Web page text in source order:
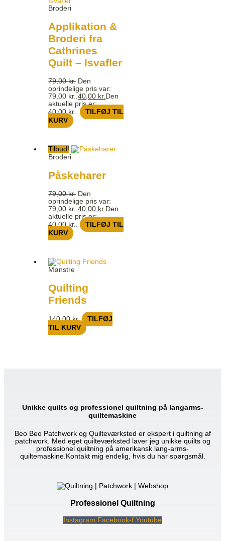
Broderi
Applikation &
Broderi fra
Cathrines
Quilt – Isvafler
79,00kr. Den
oprindelige pris var:
79,00 kr..40,00 kr. Den
aktuelle pris er:
40,00 kr..
TILFØJ TIL
KURV
Tilbud!
Broderi
Påskeharer
79,00kr. Den
oprindelige pris var:
79,00 kr..40,00 kr. Den
aktuelle pris er:
40,00 kr..
TILFØJ TIL
KURV
Mønstre
Quilting
Friends
140,00kr.
TILFØJ
TIL KURV
Unikke quilts og professionel quiltning på langarms-
quiltemaskine
Beo Beo Patchwork og Quilteværksted er ekspert i quiltning af
patchwork. Med eget quilteværksted laver jeg unikke quilts og
professionel quiltning på amerikansk lang-arms-
quiltemaskine.Kontakt mig endelig, hvis du har spørgsmål.
Professionel Quiltning
Instagram Facebook-f Youtube